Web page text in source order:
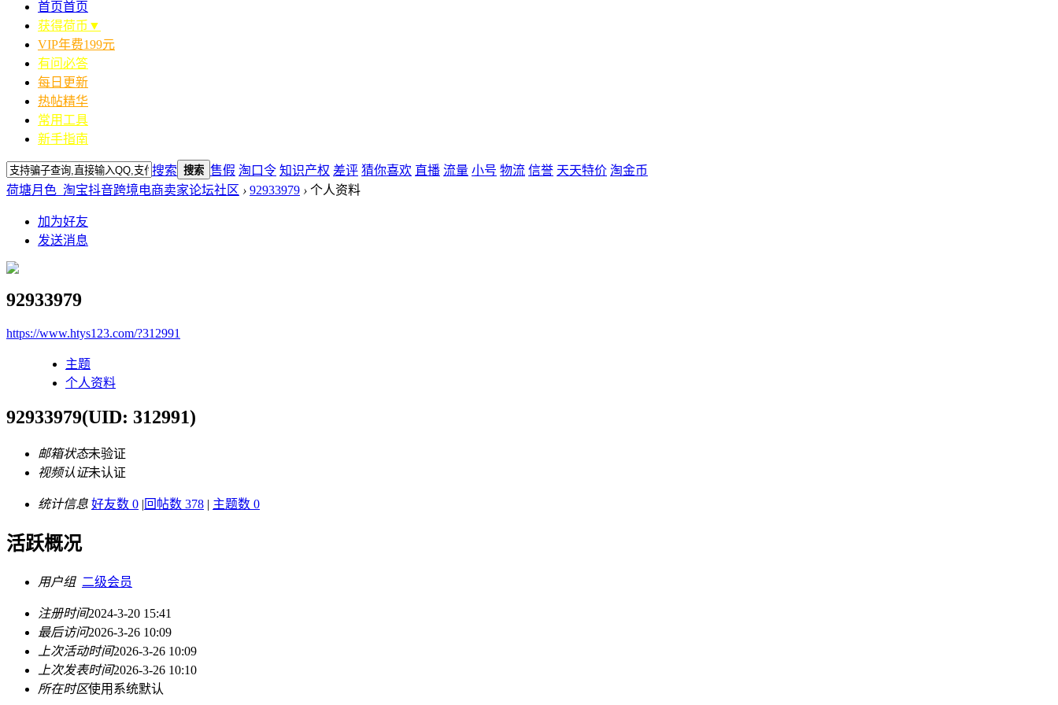
首页首页
获得荷币▼
VIP年费199元
有问必答
每日更新
热帖精华
常用工具
新手指南
搜索 搜索 售假 淘口令 知识产权 差评 猜你喜欢 直播 流量 小号 物流 信誉 天天特价 淘金币
荷塘月色_淘宝抖音跨境电商卖家论坛社区 › 92933979 › 个人资料
加为好友
发送消息
92933979
https://www.htys123.com/?312991
主题
个人资料
92933979(UID: 312991)
邮箱状态未验证
视频认证未认证
统计信息 好友数 0 |回帖数 378 | 主题数 0
活跃概况
用户组 二级会员
注册时间2024-3-20 15:41
最后访问2026-3-26 10:09
上次活动时间2026-3-26 10:09
上次发表时间2026-3-26 10:10
所在时区使用系统默认